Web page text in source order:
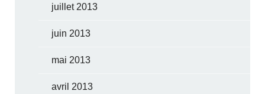
juillet 2013
juin 2013
mai 2013
avril 2013